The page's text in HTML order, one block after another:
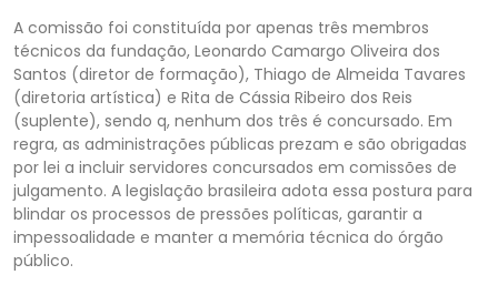
A comissão foi constituída por apenas três membros
técnicos da fundação, Leonardo Camargo Oliveira dos
Santos (diretor de formação), Thiago de Almeida Tavares
(diretoria artística) e Rita de Cássia Ribeiro dos Reis
(suplente), sendo q, nenhum dos três é concursado. Em
regra, as administrações públicas prezam e são obrigadas
por lei a incluir servidores concursados em comissões de
julgamento. A legislação brasileira adota essa postura para
blindar os processos de pressões políticas, garantir a
impessoalidade e manter a memória técnica do órgão
público.